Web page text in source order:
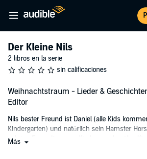
Der Kleine Nils
2 libros en la serie
sin calificaciones
Weihnachtstraum - Lieder &
Editor
Nils bester Freund ist Daniel (alle Kids
Kindergarten) und natürlich sein Hamster
schöne Frau, die gerne Kinder mach... äh...
Más